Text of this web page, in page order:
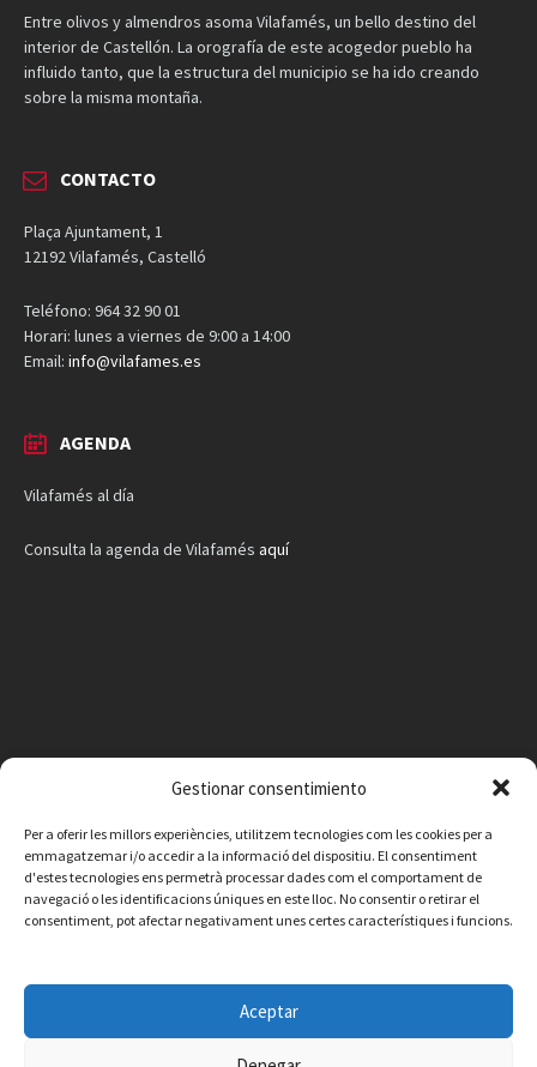
Gestionar consentimiento
Per a oferir les millors experiències, utilitzem tecnologies com les cookies per a
emmagatzemar i/o accedir a la informació del dispositiu. El consentiment
d'estes tecnologies ens permetrà processar dades com el comportament de
navegació o les identificacions úniques en este lloc. No consentir o retirar el
consentiment, pot afectar negativament unes certes característiques i funcions.
Aceptar
Entre olivos y almendros asoma Vilafamés, un bello destino del
interior de Castellón. La orografía de este acogedor pueblo ha
influido tanto, que la estructura del municipio se ha ido creando
sobre la misma montaña.
CONTACTO
Plaça Ajuntament, 1
12192 Vilafamés, Castelló
Teléfono: 964 32 90 01
Horari: lunes a viernes de 9:00 a 14:00
Email: info@vilafames.es
AGENDA
Vilafamés al día
Consulta la agenda de Vilafamés aquí
Política de privacidad
© 2026 Ajuntament de Vilafamés - Desarrollada por